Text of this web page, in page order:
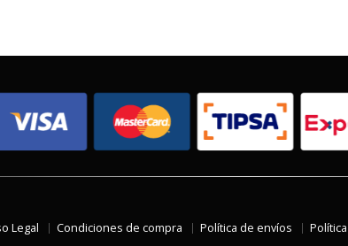
Legal Condiciones de compra Política de envíos